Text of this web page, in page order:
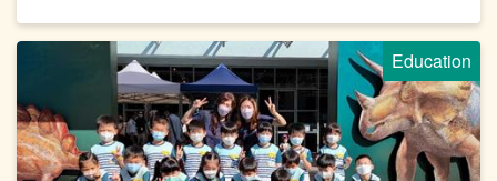
Education